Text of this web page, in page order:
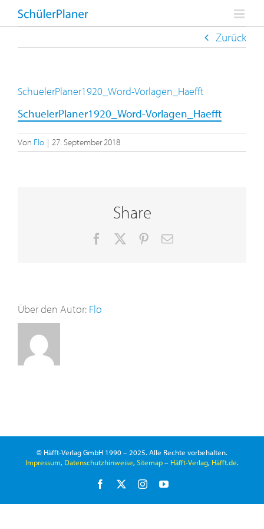
Zum
Inhalt
Zurück
SchuelerPlaner1920_Word-Vorlagen_Haefft
SchuelerPlaner1920_Word-Vorlagen_Haefft
Von Flo | 27. September 2018
Share
Facebook Pinterest
E-
Über den Autor: Flo
© Häfft-Verlag GmbH 1990 – 2025. Alle Rechte vorbehalten.
Impressum, Datenschutzhinweise,Sitemap– Häfft-Verlag, Häfft.de.
Facebook InstagramYouTube